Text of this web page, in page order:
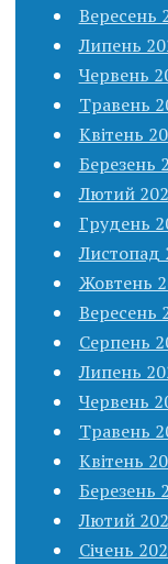
Вересень
Липень
Червень
Травень
Квітень
Березень
Лютий
Грудень
Листопад
Жовтень
Вересень
Серпень
Липень
Червень
Травень
Квітень
Березень
Лютий
Січень